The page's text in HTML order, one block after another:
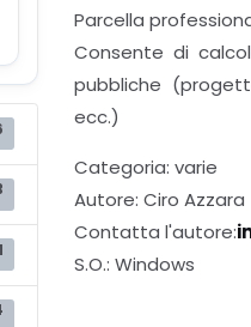
1
Parcella
Consente di
pubbliche
ecc.)
Categoria: varie
Autore: Ciro Azzara
Contatta l'autore:
S.O.: Windows